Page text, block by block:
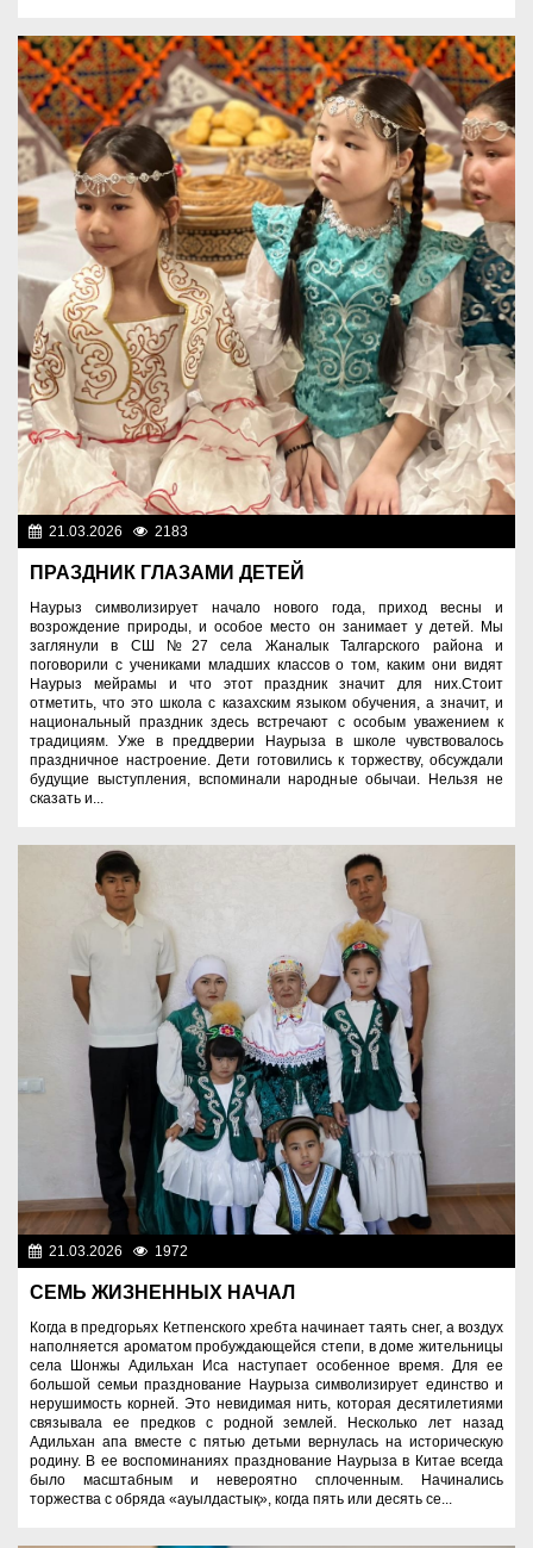
21.03.2026 2183
ПРАЗДНИК ГЛАЗАМИ ДЕТЕЙ
Наурыз символизирует начало нового года, приход весны и
возрождение природы, и особое место он занимает у детей. Мы
заглянули в СШ №27 села Жаналык Талгарского района и
поговорили с учениками младших классов о том, каким они видят
Наурыз мейрамы и что этот праздник значит для них.Стоит
отметить, что это школа с казахским языком обучения, а значит, и
национальный праздник здесь встречают с особым уважением к
традициям. Уже в преддверии Наурыза в школе чувствовалось
праздничное настроение. Дети готовились к торжеству, обсуждали
будущие выступления, вспоминали народные обычаи. Нельзя не
сказать и...
21.03.2026 1972
СЕМЬ ЖИЗНЕННЫХ НАЧАЛ
Когда в предгорьях Кетпенского хребта начинает таять снег, а воздух
наполняется ароматом пробуждающейся степи, в доме жительницы
села Шонжы Адильхан Иса наступает особенное время. Для ее
большой семьи празднование Наурыза символизирует единство и
нерушимость корней. Это невидимая нить, которая десятилетиями
связывала ее предков с родной землей. Несколько лет назад
Адильхан апа вместе с пятью детьми вернулась на историческую
родину. В ее воспоминаниях празднование Наурыза в Китае всегда
было масштабным и невероятно сплоченным. Начинались
торжества с обряда «ауылдастық», когда пять или десять се...